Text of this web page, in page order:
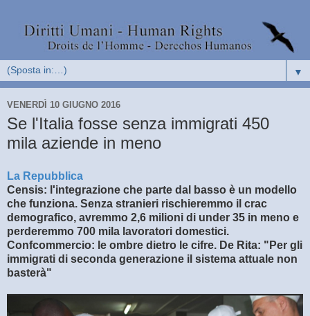
▼
VENERDÌ 10 GIUGNO 2016
Se l'Italia fosse senza immigrati 450
mila aziende in meno
La Repubblica
Censis: l'integrazione che parte dal basso è un modello
che funziona. Senza stranieri rischieremmo il crac
demografico, avremmo 2,6 milioni di under 35 in meno e
perderemmo 700 mila lavoratori domestici.
Confcommercio: le ombre dietro le cifre. De Rita: "Per gli
immigrati di seconda generazione il sistema attuale non
basterà"